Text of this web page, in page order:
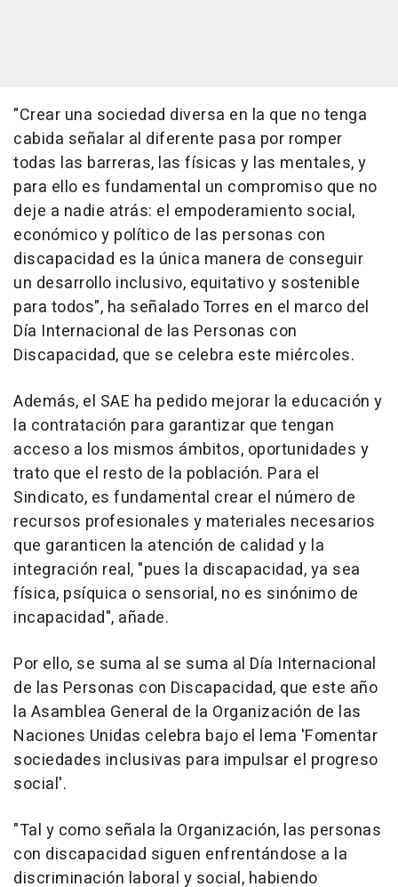
"Crear una sociedad diversa en la que no tenga
cabida señalar al diferente pasa por romper
todas las barreras, las físicas y las mentales, y
para ello es fundamental un compromiso que no
deje a nadie atrás: el empoderamiento social,
económico y político de las personas con
discapacidad es la única manera de conseguir
un desarrollo inclusivo, equitativo y sostenible
para todos", ha señalado Torres en el marco del
Día Internacional de las Personas con
Discapacidad, que se celebra este miércoles.
Además, el SAE ha pedido mejorar la educación y
la contratación para garantizar que tengan
acceso a los mismos ámbitos, oportunidades y
trato que el resto de la población. Para el
Sindicato, es fundamental crear el número de
recursos profesionales y materiales necesarios
que garanticen la atención de calidad y la
integración real, "pues la discapacidad, ya sea
física, psíquica o sensorial, no es sinónimo de
incapacidad", añade.
Por ello, se suma al se suma al Día Internacional
de las Personas con Discapacidad, que este año
la Asamblea General de la Organización de las
Naciones Unidas celebra bajo el lema 'Fomentar
sociedades inclusivas para impulsar el progreso
social'.
"Tal y como señala la Organización, las personas
con discapacidad siguen enfrentándose a la
discriminación laboral y social, habiendo